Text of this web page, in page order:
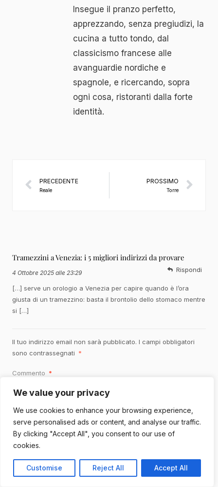
We value your privacy
We use cookies to enhance your browsing experience,
serve personalised ads or content, and analyse our traffic.
By clicking "Accept All", you consent to our use of
cookies.
Customise Reject All Accept All
Insegue il pranzo perfetto,
apprezzando, senza pregiudizi, la
cucina a tutto tondo, dal
classicismo francese alle
avanguardie nordiche e
spagnole, e ricercando, sopra
ogni cosa, ristoranti dalla forte
identità.
PRECEDENTE
Reale
PROSSIMO
Torre
Tramezzini a Venezia: i 5 migliori indirizzi da provare
4 Ottobre 2025 alle 23:29
[…] serve un orologio a Venezia per capire quando è l’ora
giusta di un tramezzino: basta il brontolio dello stomaco mentre
si […]
Rispondi
Il tuo indirizzo email non sarà pubblicato. I campi obbligatori
sono contrassegnati *
Commento *